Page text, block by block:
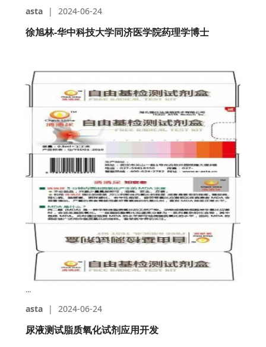
asta | 2024-06-24
徐旭林-华中科技大学同济医学院药理学博士
...
asta | 2024-06-24
尿液测试脂质氧化试剂应用开发